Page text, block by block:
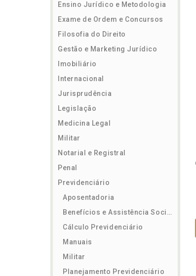
Ensino Jurídico e Metodologia
Exame de Ordem e Concursos
Filosofia do Direito
Gestão e Marketing Jurídico
Imobiliário
Internacional
Jurisprudência
Legislação
Medicina Legal
Militar
Notarial e Registral
Penal
Previdenciário
Aposentadoria
Benefícios e Assistência Social
Cálculo Previdenciário
Manuais
Militar
Planejamento Previdenciário
TambémTambém